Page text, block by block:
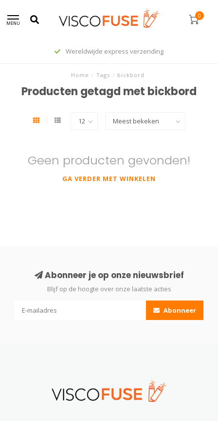
MENU
0
Wereldwijde express verzending
Home / Tags / bickbord
Producten getagd met bickbord
Geen producten gevonden!
GA VERDER MET WINKELEN
Abonneer je op onze nieuwsbrief
Blijf op de hoogte over onze laatste acties
Abonneer